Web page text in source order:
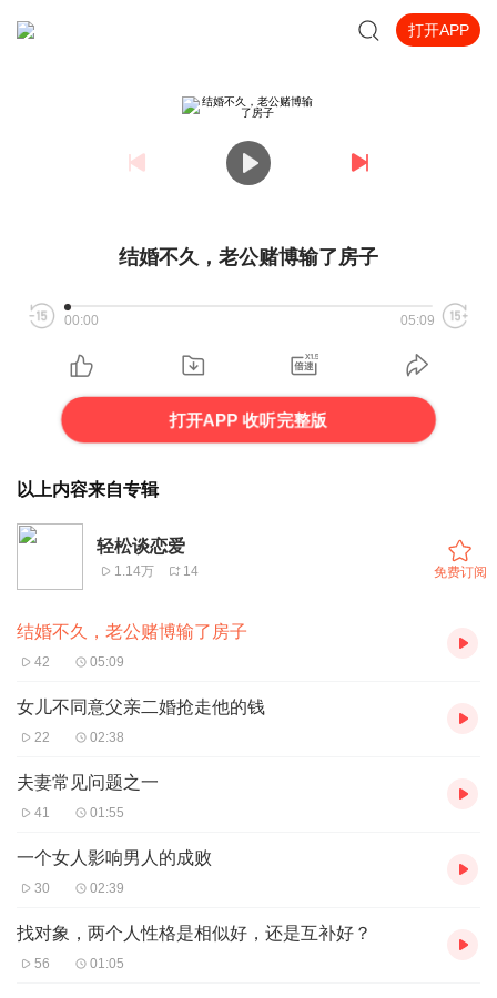
打开APP
结婚不久，老公赌博输了房子
00:00 05:09
打开APP 收听完整版
以上内容来自专辑
轻松谈恋爱
1.14万 14 免费订阅
结婚不久，老公赌博输了房子
42 05:09
女儿不同意父亲二婚抢走他的钱
22 02:38
夫妻常见问题之一
41 01:55
一个女人影响男人的成败
30 02:39
找对象，两个人性格是相似好，还是互补好？
56 01:05